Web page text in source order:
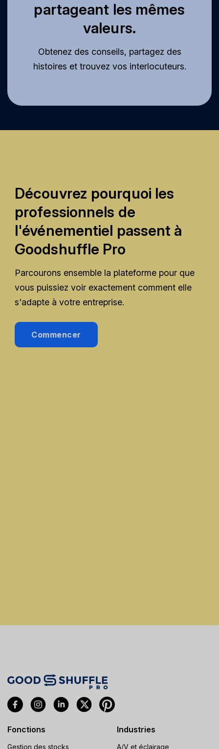
partageant les mêmes
valeurs.
Obtenez des conseils, partagez des
histoires et trouvez vos interlocuteurs.
Découvrez pourquoi les
professionnels de
l'événementiel passent à
Goodshuffle Pro
Parcourons ensemble la plateforme pour que
vous puissiez voir exactement comment elle
s'adapte à votre entreprise.
Commencer
Fonctions
Gestion des stocks
Industries
A/V et éclairage